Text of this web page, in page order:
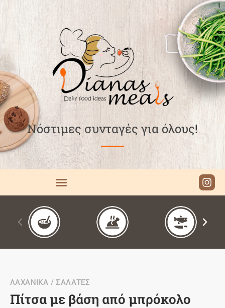
Νόστιμες συνταγές για όλους!
ΛΑΧΑΝΙΚΑ / ΣΑΛΑΤΕΣ
Πίτσα με βάση από μπρόκολο